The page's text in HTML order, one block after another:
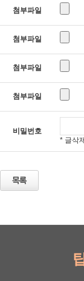
첨부파일
첨부파일
첨부파일
첨부파일
비밀번호
* 글삭